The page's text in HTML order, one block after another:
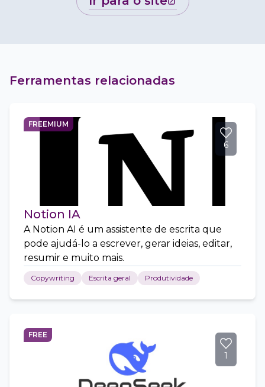
Ferramentas relacionadas
FREEMIUM
6
Notion IA
A Notion AI é um assistente de escrita que
pode ajudá-lo a escrever, gerar ideias, editar,
resumir e muito mais.
Copywriting Escrita geral Produtividade
FREE
1